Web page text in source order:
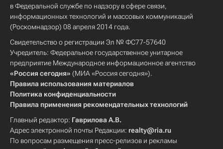
в Федеральной службе по надзору в сфере связи,
информационных технологий и массовых коммуникаций
(Роскомнадзор) 08 апреля 2014 года.
Свидетельство о регистрации Эл № ФС77-57640
Учредитель: Федеральное государственное унитарное
предприятие Международное информационное агентство
«Россия сегодня» (МИА «Россия сегодня»).
Правила использования материалов
Политика конфиденциальности
Правила применения рекомендательных технологий
Главный редактор: Гаврилова А.В.
Адрес электронной почты Редакции: realty@ria.ru
По вопросам размещения пресс-релизов и рекламы